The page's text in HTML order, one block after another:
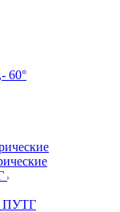
60°
ПУТГ